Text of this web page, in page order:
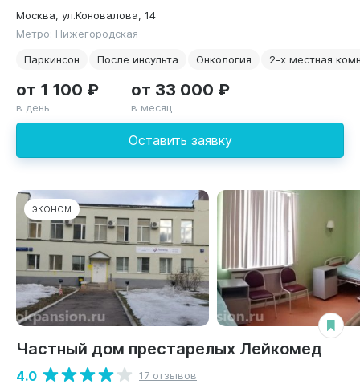
Москва, ул.Коновалова, 14
Метро: Нижегородская
Паркинсон
После инсульта Онкология 2-х местная
Оставить заявку
от 1 100 ₽
в день
от 33 000 ₽
в месяц
ЭКОНОМ
Частный дом престарелых Лейкомед
4.0
17 отзывов